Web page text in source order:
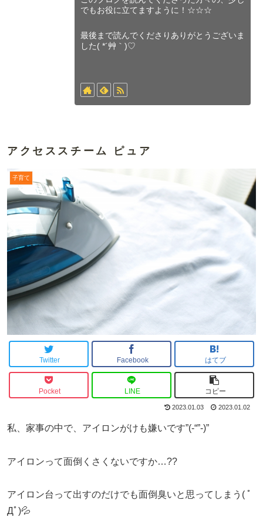
でもお役に立てますように！☆☆☆
最後まで読んでくださりありがとうございま
した( *´艸｀)♡
アクセススチーム ピュア
子育て
Twitter Facebook はてブ
Pocket LINE コピー
2023.01.03 2023.01.02
私、家事の中で、アイロンがけも嫌いです”(-“”-)”
アイロンって面倒くさくないですか…??
アイロン台って出すのだけでも面倒臭いと思ってしまう( ﾟ
Дﾟ)💦